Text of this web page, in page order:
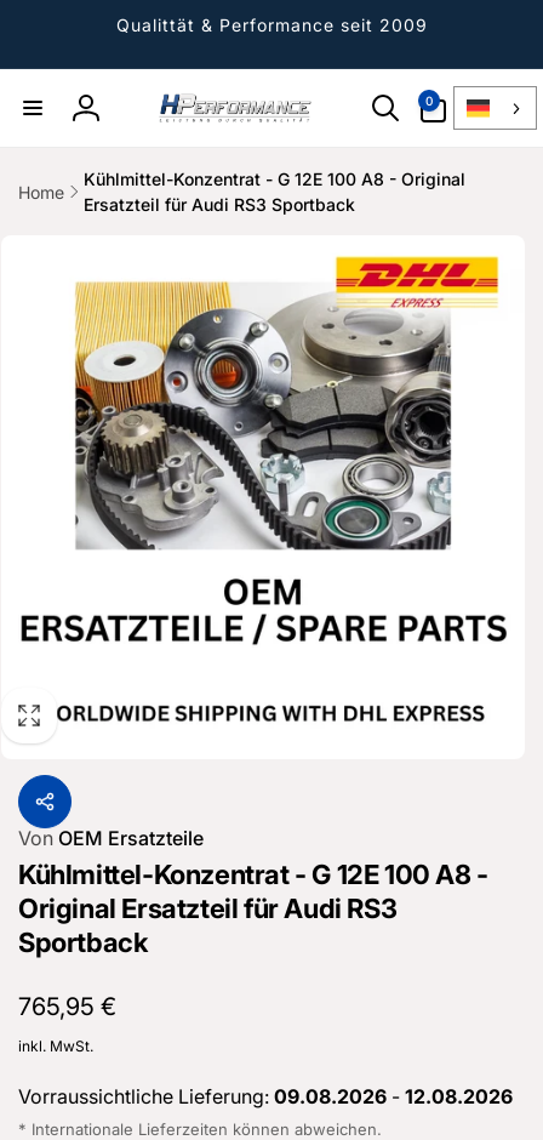
Qualittät & Performance seit 2009
Einloggen
0
Artikel
Home
Kühlmittel-Konzentrat - G 12E 100 A8 - Original
Ersatzteil für Audi RS3 Sportback
Von OEM Ersatzteile
Kühlmittel-Konzentrat - G 12E 100 A8 -
Original Ersatzteil für Audi RS3
Sportback
Normaler
Preis
765,95 €
inkl. MwSt.
Vorraussichtliche Lieferung: 09.08.2026 - 12.08.2026
* Internationale Lieferzeiten können abweichen.